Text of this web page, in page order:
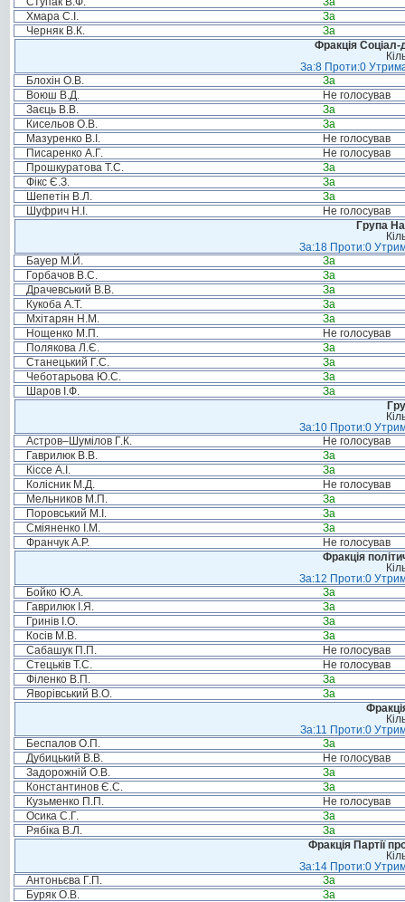
Хмара С.І.
За
Черняк В.К.
За
Фракція Соціал-
За:8 Проти:0
Блохін О.В.
За
Воюш В.Д.
Не голосував
Заєць В.В.
За
Кисельов О.В.
За
Мазуренко В.І.
Не голосував
Писаренко А.Г.
Не голосував
Прошкуратова Т.С.
За
Фікс Є.З.
За
Шепетін В.Л.
За
Шуфрич Н.І.
Не голосував
Група
За:18 Проти:0
Бауер М.Й.
За
Горбачов В.С.
За
Драчевський В.В.
За
Кукоба А.Т.
За
Мхітарян Н.М.
За
Нощенко М.П.
Не голосував
Полякова Л.Є.
За
Станецький Г.С.
За
Чеботарьова Ю.С.
За
Шаров І.Ф.
За
За:10 Проти:0
Астров–Шумілов Г.К.
Не голосував
Гаврилюк В.В.
За
Кіссе А.І.
За
Колісник М.Д.
Не голосував
Мельников М.П.
За
Поровський М.І.
За
Сміяненко І.М.
За
Франчук А.Р.
Не голосував
Фракція
За:12 Проти:0
Бойко Ю.А.
За
Гаврилюк І.Я.
За
Гринів І.О.
За
Косів М.В.
За
Сабашук П.П.
Не голосував
Стецьків Т.С.
Не голосував
Філенко В.П.
За
Яворівський В.О.
За
За:11 Проти:0
Беспалов О.П.
За
Дубицький В.В.
Не голосував
Задорожній О.В.
За
Константинов Є.С.
За
Кузьменко П.П.
Не голосував
Осика С.Г.
За
Рябіка В.Л.
За
Фракція Партії
За:14 Проти:0
Антоньєва Г.П.
За
Буряк О.В.
За